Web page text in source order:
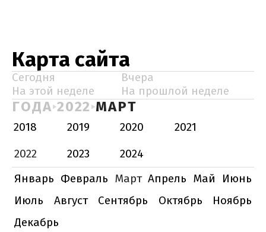
Карта сайта
Сегодня
Вчера
На этой неделе
На прошлой неделе
ГОДА 2022 МАРТ
2018 2019 2020
2021
2022
2023
2024
Январь Февраль Март Апрель Май
Июнь
Июль
Август Сентябрь Октябрь
Ноябрь
Декабрь